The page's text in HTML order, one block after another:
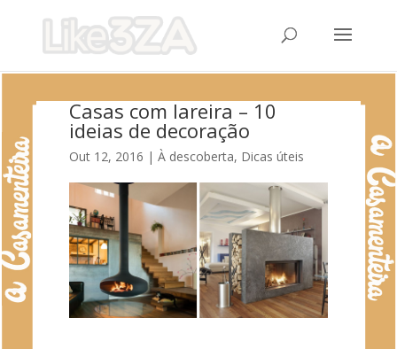
Casas com lareira – 10
ideias de decoração
Out 12, 2016 | À descoberta, Dicas úteis